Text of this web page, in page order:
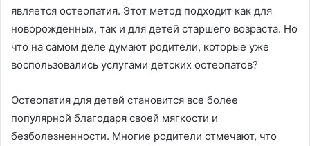
является остеопатия. Этот метод подходит как для
новорожденных, так и для детей старшего возраста. Но
что на самом деле думают родители, которые уже
воспользовались услугами детских остеопатов?
Остеопатия для детей становится все более
популярной благодаря своей мягкости и
безболезненности. Многие родители отмечают, что